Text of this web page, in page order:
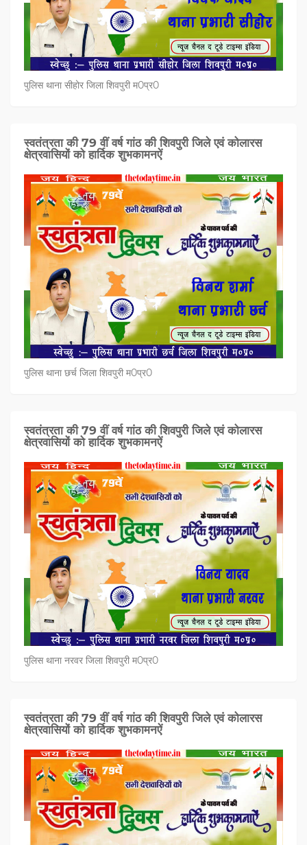
पुलिस थाना सीहोर जिला शिवपुरी म0प्र0
स्वतंत्रता की 79 वीं वर्ष गांठ की शिवपुरी जिले एवं कोलारस
क्षेत्रवासियों को हार्दिक शुभकामनऐं
पुलिस थाना छर्च जिला शिवपुरी म0प्र0
स्वतंत्रता की 79 वीं वर्ष गांठ की शिवपुरी जिले एवं कोलारस
क्षेत्रवासियों को हार्दिक शुभकामनऐं
पुलिस थाना नरवर जिला शिवपुरी म0प्र0
स्वतंत्रता की 79 वीं वर्ष गांठ की शिवपुरी जिले एवं कोलारस
क्षेत्रवासियों को हार्दिक शुभकामनऐं